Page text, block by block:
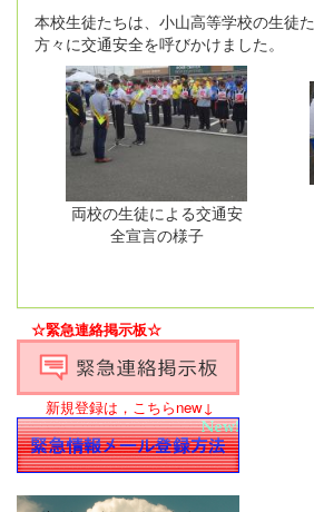
本校生徒たちは、小山高等学校の生徒
方々に交通安全を呼びかけました。
両校の生徒による交通安
全宣言の様子
☆緊急連絡掲示板☆
新規登録は，こちらnew↓